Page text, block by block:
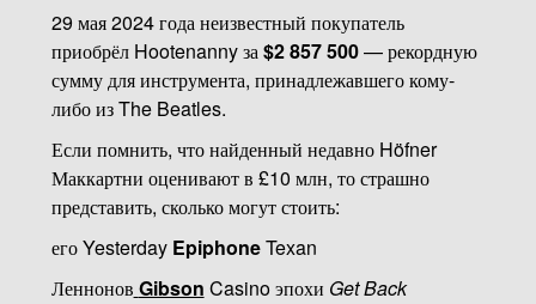
29 мая 2024 года неизвестный покупатель
приобрёл Hootenanny за$2 857 500— рекордную
сумму для инструмента, принадлежавшего кому-
либо из The Beatles.
Если помнить, что найденный недавно Höfner
Маккартни оценивают в £10 млн, то страшно
представить, сколько могут стоить:
его Yesterday EpiphoneTexan
Леннонов Gibson Casino эпохи Get Back